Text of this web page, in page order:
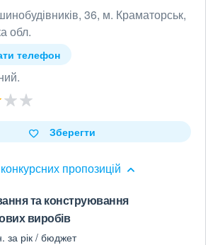
36, м. Краматорськ,
обл.
телефон
пропозицій
Зберегти
та конструювання
виробів
за рік / бюджет